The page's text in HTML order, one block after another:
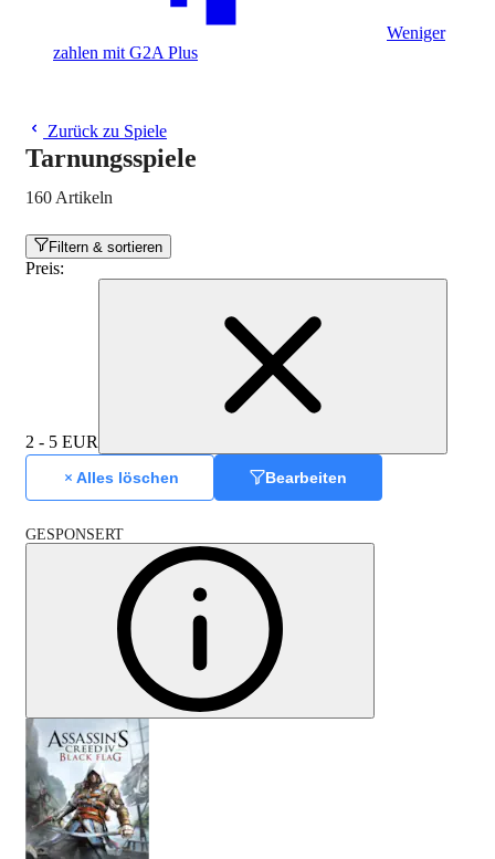
Weniger
zahlen mit G2A Plus
Zurück zu Spiele
Tarnungsspiele
160 Artikeln
Filtern & sortieren
Preis:
2 - 5 EUR
Alles löschen Bearbeiten
GESPONSERT